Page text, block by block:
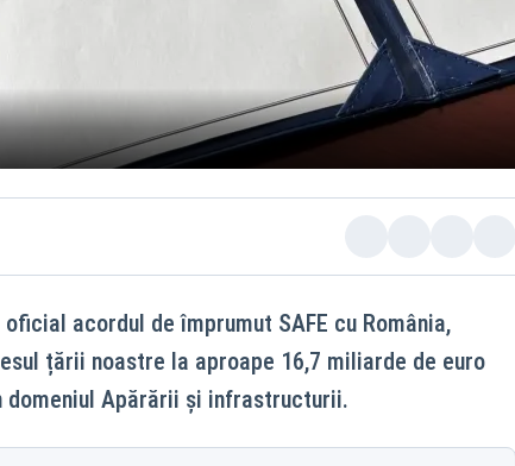
acordul de împrumut SAFE cu România,
țării noastre la aproape 16,7 miliarde de euro
Apărării și infrastructurii.